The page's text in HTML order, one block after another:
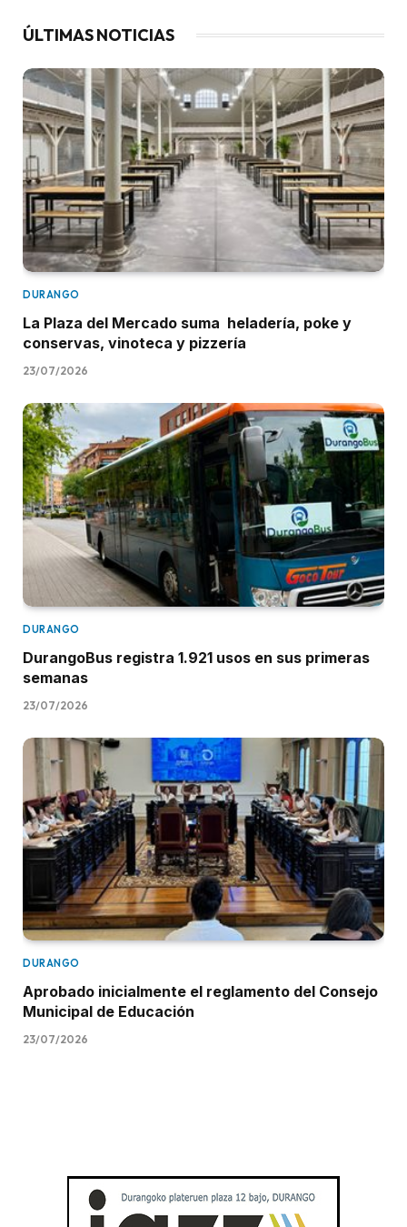
ÚLTIMAS NOTICIAS
DURANGO
La Plaza del Mercado suma heladería, poke y
conservas, vinoteca y pizzería
23/07/2026
DURANGO
DurangoBus registra 1.921 usos en sus primeras
semanas
23/07/2026
DURANGO
Aprobado inicialmente el reglamento del Consejo
Municipal de Educación
23/07/2026